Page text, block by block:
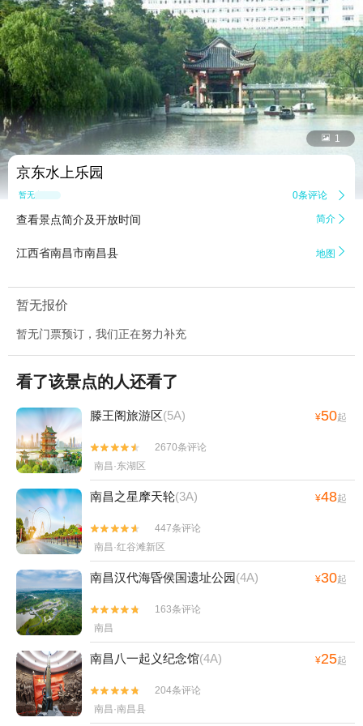
 1
京东水上乐园
暂无点评 0条评论 
查看景点简介及开放时间 简介 
江西省南昌市南昌县 地图 
暂无报价
暂无门票预订，我们正在努力补充
看了该景点的人还看了
滕王阁旅游区(5A) ¥50起


2670条评论
南昌·东湖区
南昌之星摩天轮(3A) ¥48起


447条评论
南昌·红谷滩新区
南昌汉代海昏侯国遗址公园(4A) ¥30起


163条评论
南昌
南昌八一起义纪念馆(4A) ¥25起


204条评论
南昌·南昌县
